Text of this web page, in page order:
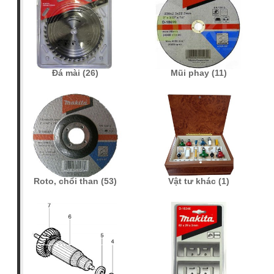
Đá mài (26) Mũi phay (11)
Roto, chổi than (53) Vật tư khác (1)